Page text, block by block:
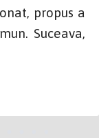
propus a
Suceava,